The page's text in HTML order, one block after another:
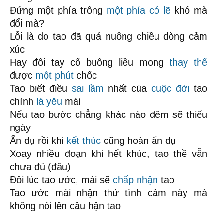
Đứng một phía trông một phía có lẽ khó mà
đổi mà?
Lỗi là do tao đã quá nuông chiều dòng cảm
xúc
Hay đôi tay cố buông liều mong thay thế
được một phút chốc
Tao biết điều sai lầm nhất của cuộc đời tao
chính là yêu mài
Nếu tao bước chẳng khác nào đêm sẽ thiếu
ngày
Ẩn dụ rồi khi kết thúc cũng hoàn ẩn dụ
Xoay nhiều đoạn khi hết khúc, tao thề vẫn
chưa đủ (đâu)
Đôi lúc tao ước, mài sẽ chấp nhận tao
Tao ước mài nhận thứ tình cảm này mà
không nói lên câu hận tao